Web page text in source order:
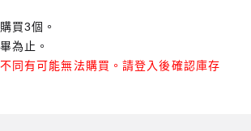
買3個。
為止。
同有可能無法購買。請登入後確認庫存